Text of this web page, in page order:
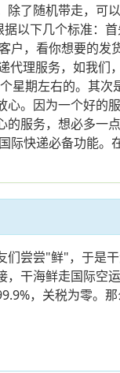
了随机带走，可
以下几个标准：
户，看你想要的发
代理服务，如我们
星期左右的。其次
。因为一个好的
服务，想必多一
际快递必备功能。
尝尝"鲜"，于是
干海鲜走国际空
，关税为零。